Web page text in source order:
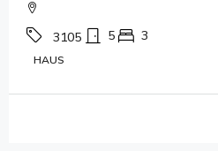
3105 5 3
HAUS